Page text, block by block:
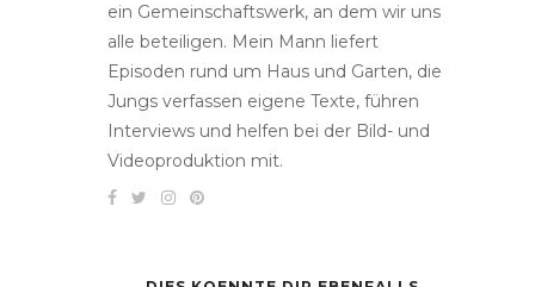
ein Gemeinschaftswerk, an dem wir uns
alle beteiligen. Mein Mann liefert
Episoden rund um Haus und Garten, die
Jungs verfassen eigene Texte, führen
Interviews und helfen bei der Bild- und
Videoproduktion mit.